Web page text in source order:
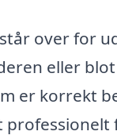
over for
eller
er korrekt